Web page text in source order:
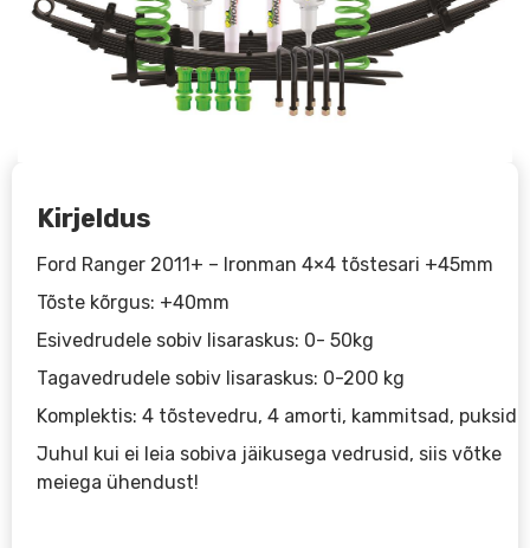
Kirjeldus
Ford Ranger 2011+ – Ironman 4×4 tõstesari +45mm
Tõste kõrgus: +40mm
Esivedrudele sobiv lisaraskus: 0- 50kg
Tagavedrudele sobiv lisaraskus: 0-200 kg
Komplektis: 4 tõstevedru, 4 amorti, kammitsad, puksid
Juhul kui ei leia sobiva jäikusega vedrusid, siis võtke
meiega ühendust!